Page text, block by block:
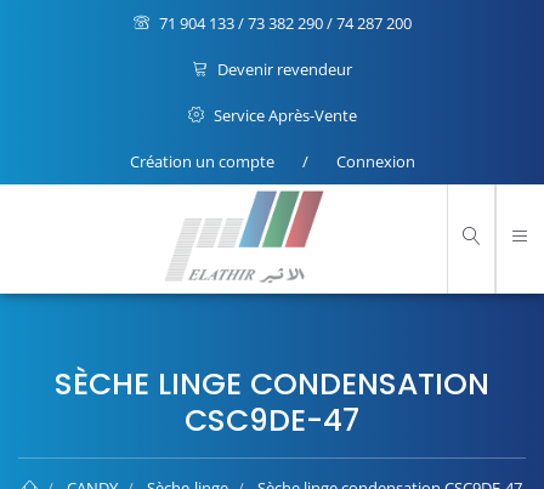
71 904 133 / 73 382 290 / 74 287 200
Devenir revendeur
Service Après-Vente
Création un compte / Connexion
SÈCHE LINGE CONDENSATION
CSC9DE-47